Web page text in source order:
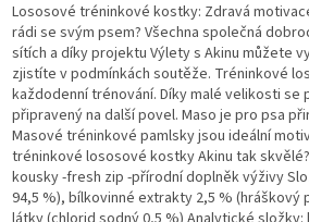
Lososové tréninkové kostky: Zdravá
rádi se svým psem? Všechna společná
sítích a díky projektu Výlety s Akinu můžete
zjistíte v podmínkách soutěže. Tréninkové
každodenní trénování. Díky malé velikosti se
připravený na další povel. Maso je pro psa
Masové tréninkové pamlsky jsou ideální
tréninkové lososové kostky Akinu tak
kousky -fresh zip -přírodní doplněk výživy
94,5 %), bílkovinné extrakty 2,5 %